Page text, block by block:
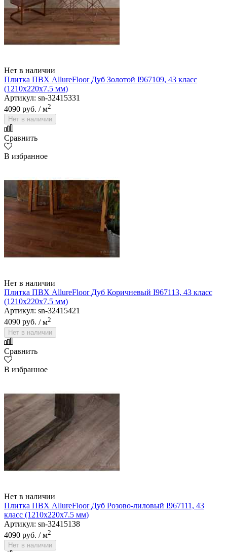
Нет в наличии
Плитка ПВХ AllureFloor Дуб Золотой I967109, 43 класс
(1210х220х7.5 мм)
Артикул: sn-32415331
4090 руб. / м2
Нет в наличии
Сравнить
В избранное
Нет в наличии
Плитка ПВХ AllureFloor Дуб Коричневый I967113, 43 класс
(1210х220х7.5 мм)
Артикул: sn-32415421
4090 руб. / м2
Нет в наличии
Сравнить
В избранное
Нет в наличии
Плитка ПВХ AllureFloor Дуб Розово-лиловый I967111, 43
класс (1210х220х7.5 мм)
Артикул: sn-32415138
4090 руб. / м2
Нет в наличии